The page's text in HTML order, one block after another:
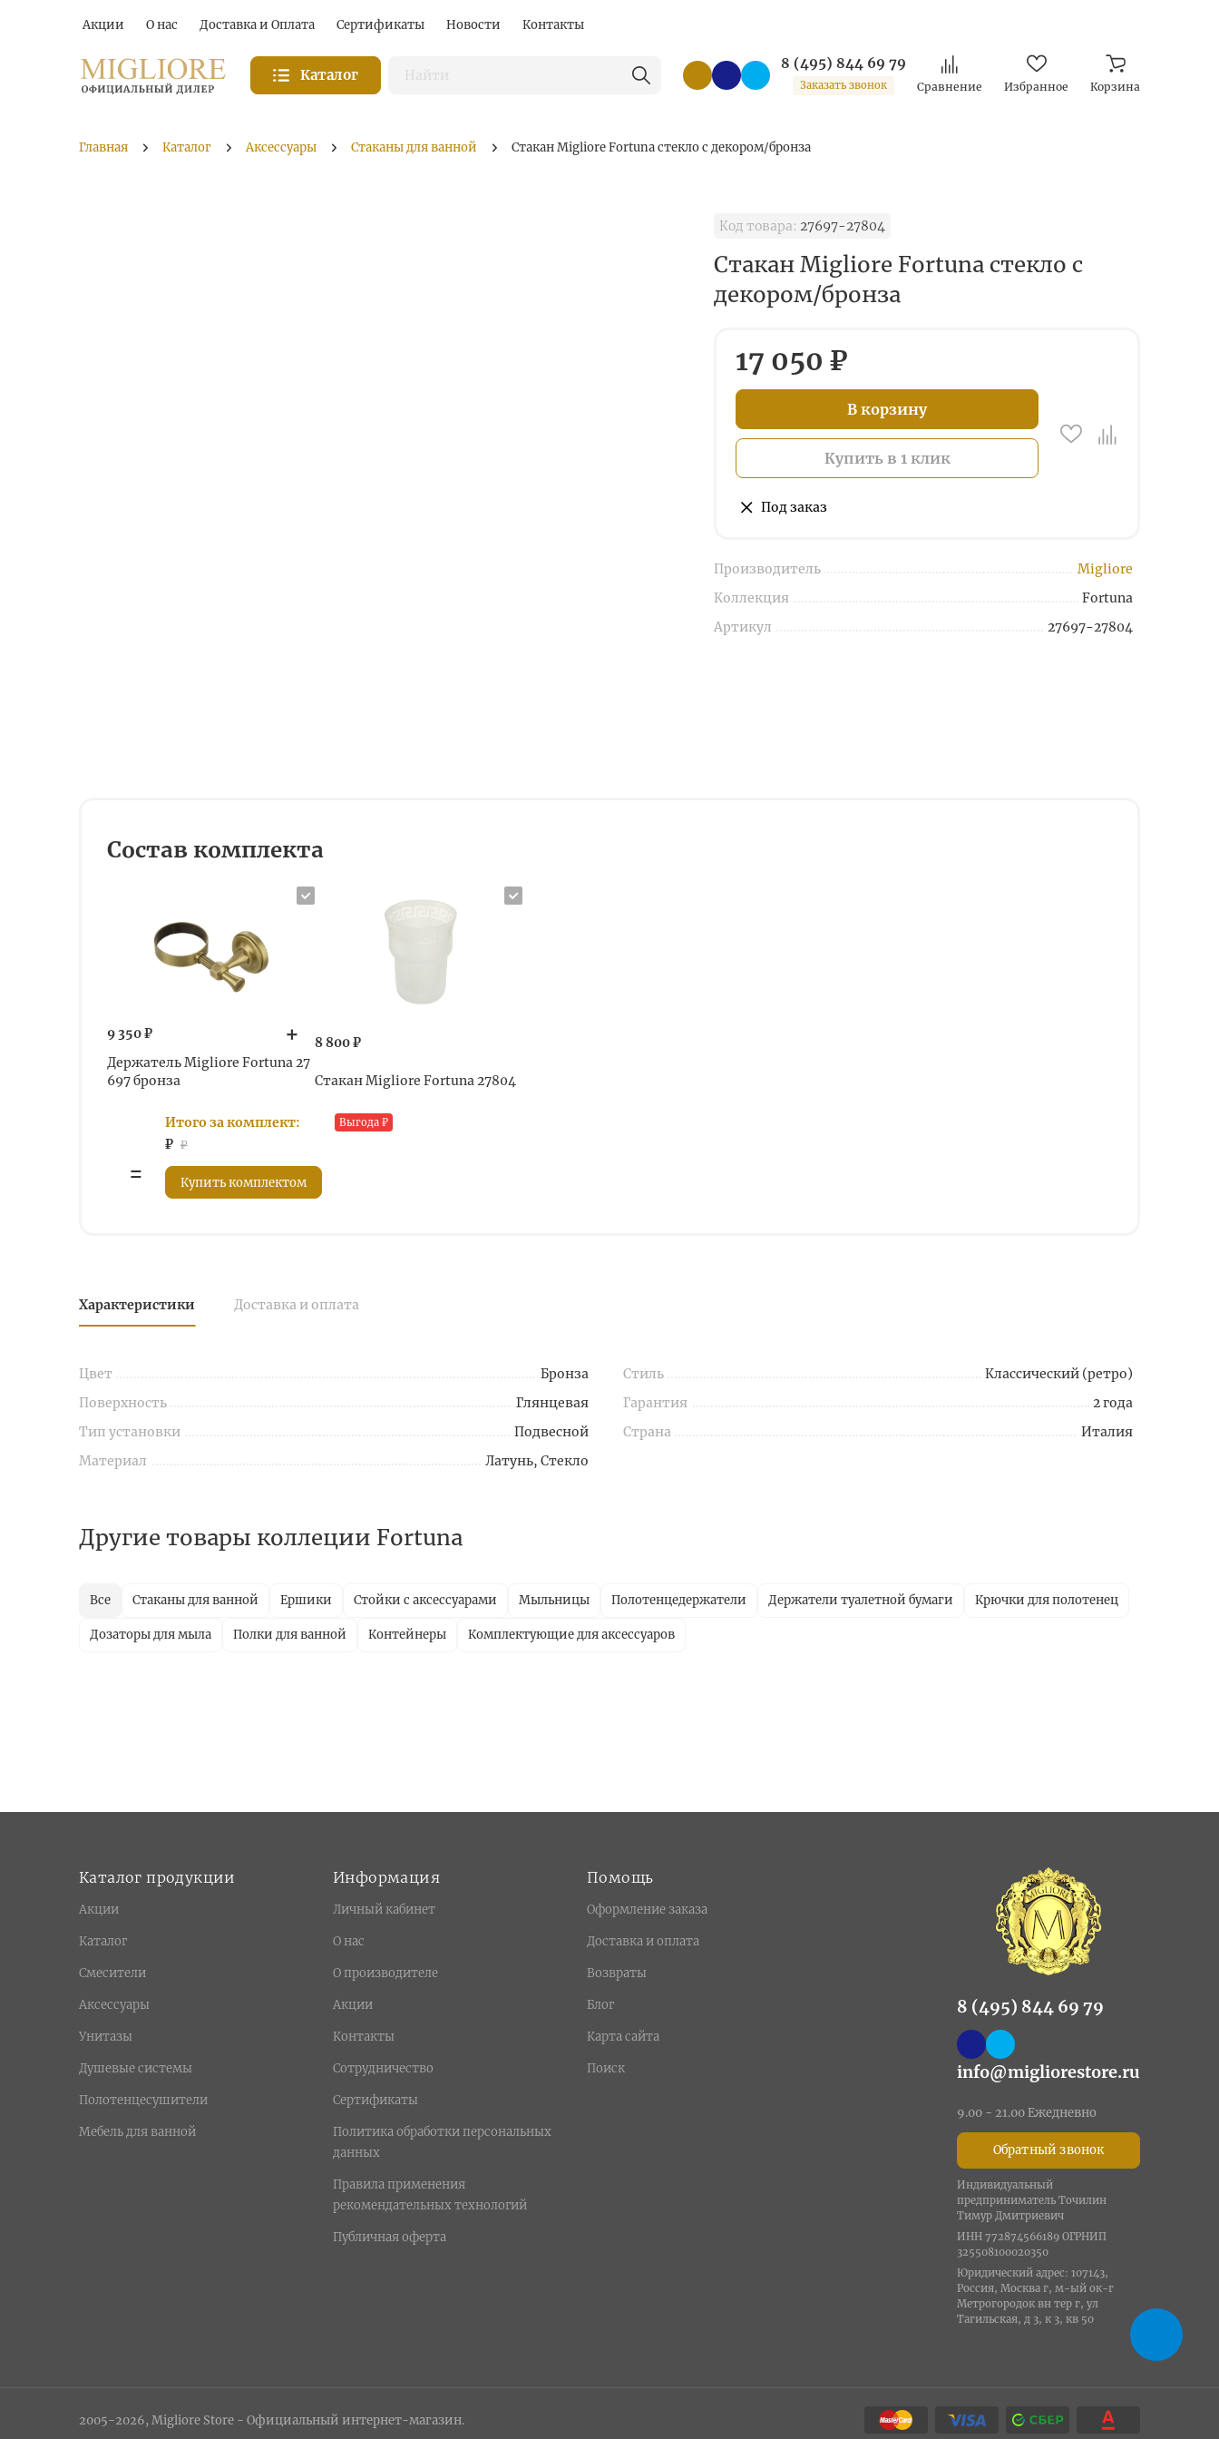
Акции О нас Доставка и Оплата Сертификаты Новости Контакты
Каталог
8 (495) 844 69 79
Заказать звонок Сравнение Избранное Корзина
Главная Каталог Аксессуары Стаканы для ванной Стакан Migliore Fortuna стекло с декором/бронза
Код товара: 27697-27804
Стакан Migliore Fortuna стекло с
декором/бронза
17 050 ₽
В корзину
Купить в 1 клик
Под заказ
Производитель
Migliore
Коллекция
Fortuna
Артикул
27697-27804
Состав комплекта
9 350 ₽
Держатель Migliore Fortuna 27
697 бронза
8 800 ₽
Стакан Migliore Fortuna 27804
Выгода ₽
Итого за комплект:
₽ ₽
Купить комплектом
Характеристики Доставка и оплата
Цвет
Бронза
Поверхность
Глянцевая
Тип установки
Подвесной
Материал
Латунь, Стекло
Стиль
Классический (ретро)
Гарантия
2 года
Страна
Италия
Другие товары коллеции Fortuna
Все Стаканы для ванной Ершики Стойки с аксессуарами Мыльницы Полотенцедержатели Держатели туалетной бумаги Крючки для полотенец
Дозаторы для мыла Полки для ванной Контейнеры Комплектующие для аксессуаров
Каталог продукции
Акции
Каталог
Смесители
Аксессуары
Унитазы
Душевые системы
Полотенцесушители
Мебель для ванной
Информация
Личный кабинет
О нас
О производителе
Акции
Контакты
Сотрудничество
Сертификаты
Политика обработки персональных
данных
Правила применения
рекомендательных технологий
Публичная оферта
Помощь
Оформление заказа
Доставка и оплата
Возвраты
Блог
Карта сайта
Поиск
8 (495) 844 69 79
info@migliorestore.ru
9.00 - 21.00 Ежедневно
Обратный звонок
Индивидуальный
предприниматель Точилин
Тимур Дмитриевич
ИНН 772874566189 ОГРНИП
325508100020350
Юридический адрес: 107143,
Россия, Москва г, м-ый ок-г
Метрогородок вн тер г, ул
Тагильская, д 3, к 3, кв 50
2005-2026, Migliore Store - Официальный интернет-магазин.